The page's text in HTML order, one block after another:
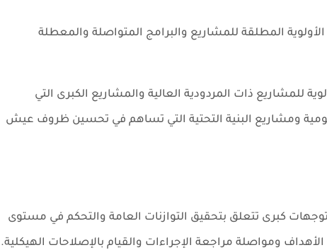
المطلقة للمشاريع والبرامج المتواصلة والمعطلة
للمشاريع ذات المردودية العالية والمشاريع الكبرى التي
ومشاريع البنية التحتية التي تساهم في تحسين ظروف عيش
البلاد لسنة 2018 على أربعة توجهات كبرى تتعلق بتحقيق التوازنات العامة والتحكم في مستوى
ومواصلة مراجعة الإجراءات والقيام بالإصلاحات الهيكلية.